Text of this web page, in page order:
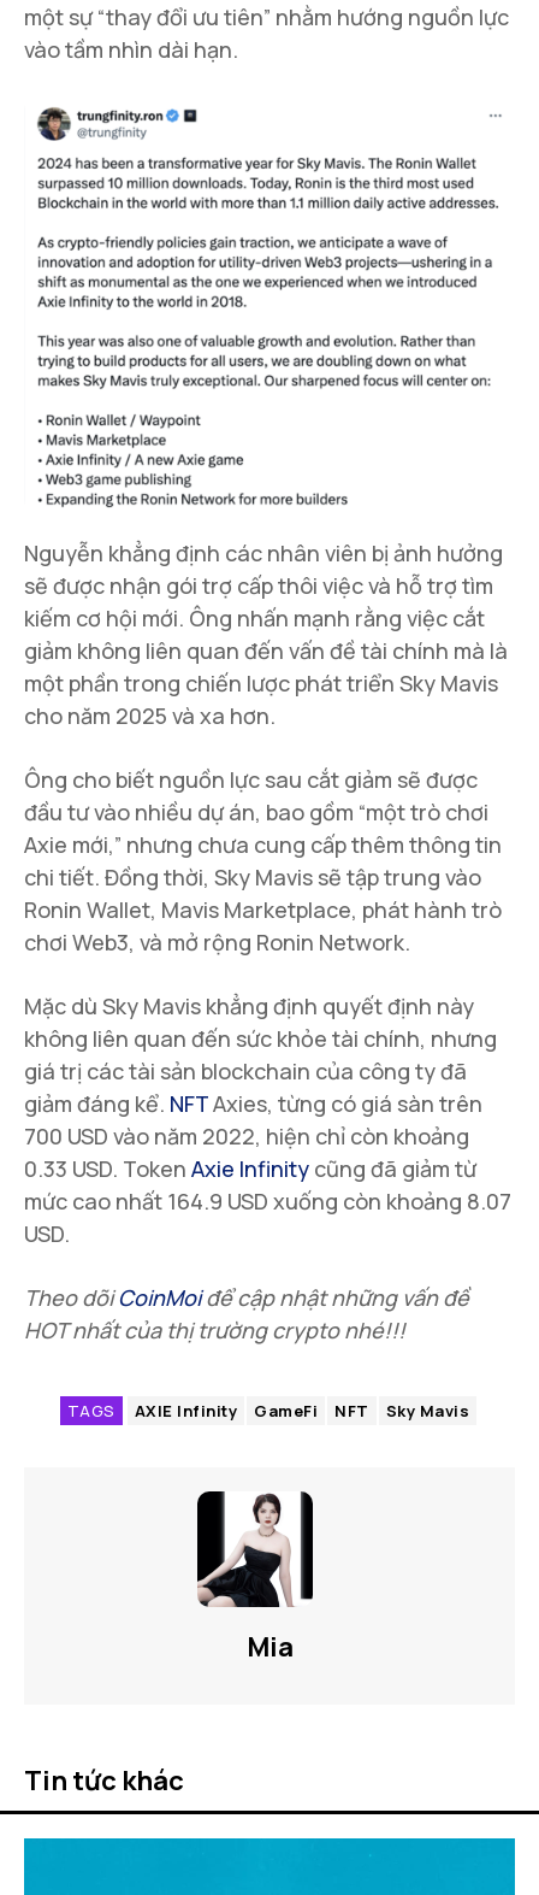
một sự “thay đổi ưu tiên” nhằm hướng nguồn lực
vào tầm nhìn dài hạn.
Nguyễn khẳng định các nhân viên bị ảnh hưởng
sẽ được nhận gói trợ cấp thôi việc và hỗ trợ tìm
kiếm cơ hội mới. Ông nhấn mạnh rằng việc cắt
giảm không liên quan đến vấn đề tài chính mà là
một phần trong chiến lược phát triển Sky Mavis
cho năm 2025 và xa hơn.
Ông cho biết nguồn lực sau cắt giảm sẽ được
đầu tư vào nhiều dự án, bao gồm “một trò chơi
Axie mới,” nhưng chưa cung cấp thêm thông tin
chi tiết. Đồng thời, Sky Mavis sẽ tập trung vào
Ronin Wallet, Mavis Marketplace, phát hành trò
chơi Web3, và mở rộng Ronin Network.
Mặc dù Sky Mavis khẳng định quyết định này
không liên quan đến sức khỏe tài chính, nhưng
giá trị các tài sản blockchain của công ty đã
giảm đáng kể. NFTAxies, từng có giá sàn trên
700 USD vào năm 2022, hiện chỉ còn khoảng
0.33 USD. Token Axie Infinity cũng đã giảm từ
mức cao nhất 164.9 USD xuống còn khoảng 8.07
USD.
Theo dõiCoinMoiđể cập nhật những vấn đề
HOT nhất của thị trường crypto nhé!!!
TAGS AXIE Infinity GameFi NFT Sky Mavis
Mia
Tin tức khác